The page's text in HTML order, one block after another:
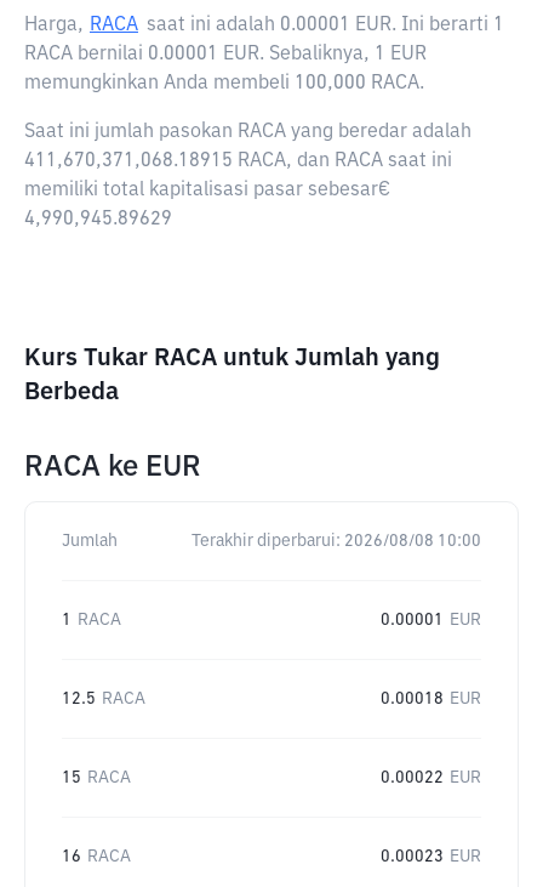
Harga, RACA saat ini adalah 0.00001 EUR. Ini berarti 1
RACA bernilai 0.00001 EUR. Sebaliknya, 1 EUR
memungkinkan Anda membeli 100,000 RACA.
Saat ini jumlah pasokan RACA yang beredar adalah
411,670,371,068.18915 RACA, dan RACA saat ini
memiliki total kapitalisasi pasar sebesar€
4,990,945.89629
Kurs Tukar RACA untuk Jumlah yang
Berbeda
RACA ke EUR
Jumlah Terakhir diperbarui: 2026/08/08 10:00
1 RACA 0.00001 EUR
12.5 RACA 0.00018 EUR
15 RACA 0.00022 EUR
16 RACA 0.00023 EUR